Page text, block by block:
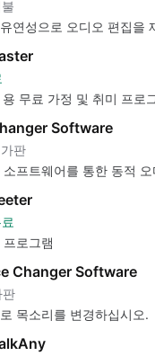
연성으로 오디오 편집을
무료 가정 및 취미 프로
Software
판
소프트웨어를 통한 동적 오
로그램
Changer Software
판
목소리를 변경하십시오.